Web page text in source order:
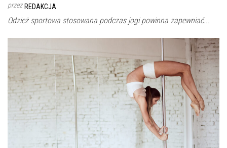
przez REDAKCJA
Odzież sportowa stosowana podczas jogi powinna zapewniać...